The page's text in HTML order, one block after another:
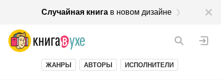
Случайная книгав новом дизайне
ЖАНРЫ АВТОРЫ ИСПОЛНИТЕЛИ